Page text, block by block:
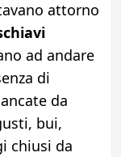
attorno
ad andare
di
da
bui,
chiusi da